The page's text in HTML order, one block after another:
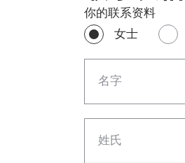
你的联系资料
女士
名字
姓氏